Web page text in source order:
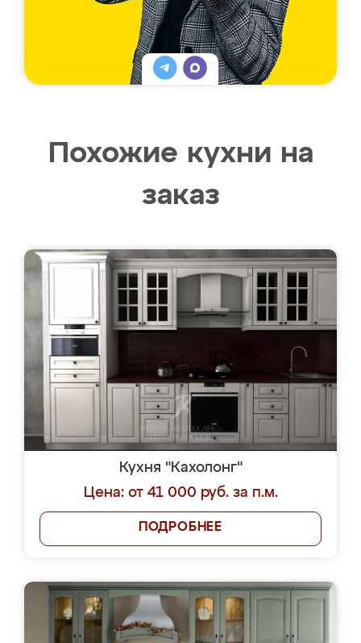
Похожие кухни на
заказ
Кухня "Кахолонг"
Цена: от 41 000 руб. за п.м.
ПОДРОБНЕЕ